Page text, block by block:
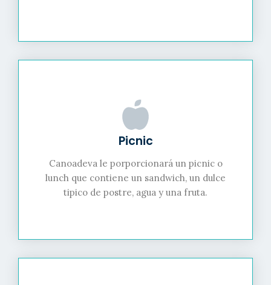
Picnic
Canoadeva le porporcionará un picnic o
lunch que contiene un sandwich, un dulce
tipico de postre, agua y una fruta.